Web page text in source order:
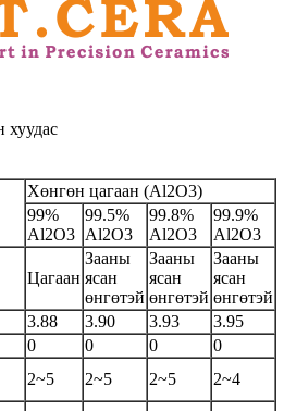
хуудас
Хөнгөн цагаан (Al2O3)
99%
Al2O3
99.5%
Al2O3
99.8%
Al2O3
99.9%
Al2O3
Цагаан
Зааны
ясан
өнгөтэй
Зааны
ясан
өнгөтэй
Зааны
ясан
өнгөтэй
3.88 3.90 3.93
3.95
0 0 0
0
2~5 2~5 2~5
2~4